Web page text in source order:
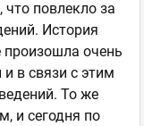
что повлекло за
История
произошла очень
в связи с этим
То же
и сегодня по